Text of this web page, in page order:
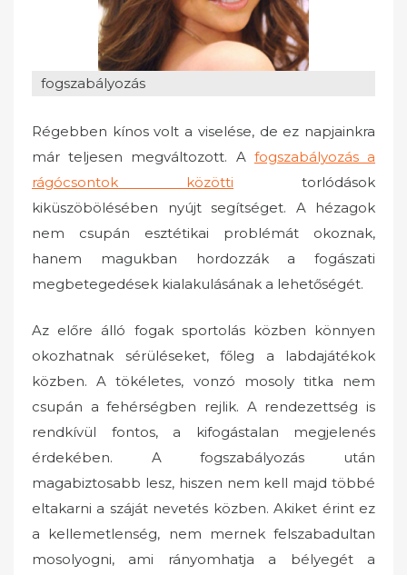
o
n
fogszabályozás
Régebben kínos volt a viselése, de ez napjainkra
már teljesen megváltozott. A fogszabályozás a
rágócsontok közötti torlódások
kiküszöbölésében nyújt segítséget. A hézagok
nem csupán esztétikai problémát okoznak,
hanem magukban hordozzák a fogászati
megbetegedések kialakulásának a lehetőségét.
Az előre álló fogak sportolás közben könnyen
okozhatnak sérüléseket, főleg a labdajátékok
közben. A tökéletes, vonzó mosoly titka nem
csupán a fehérségben rejlik. A rendezettség is
rendkívül fontos, a kifogástalan megjelenés
érdekében. A fogszabályozás után
magabiztosabb lesz, hiszen nem kell majd többé
eltakarni a száját nevetés közben. Akiket érint ez
a kellemetlenség, nem mernek felszabadultan
mosolyogni, ami rányomhatja a bélyegét a